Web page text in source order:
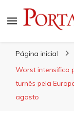
Página inicial
Worst intensifica
turnês pela
agosto